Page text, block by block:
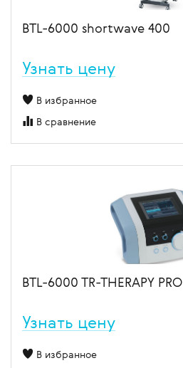
BTL-6000 shortwave 400
Узнать цену
В избранное
В сравнение
BTL-6000 TR-THERAPY PRO
Узнать цену
В избранное